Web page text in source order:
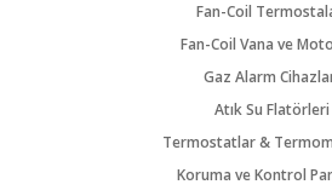
Fan-Coil
Fan-Coil Vana ve
Gaz Alarm
Atık Su Flatörleri
Termostatlar &
Koruma ve Kontrol